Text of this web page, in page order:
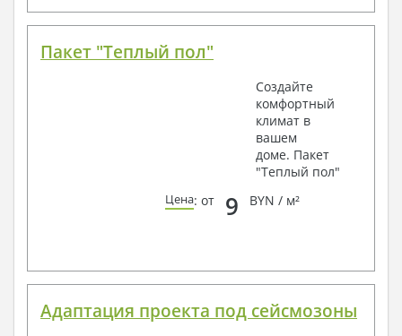
Пакет "Теплый пол"
Создайте
комфортный
климат в
вашем
доме. Пакет
"Теплый пол"
Цена: от 9 BYN / м²
Адаптация проекта под сейсмозоны